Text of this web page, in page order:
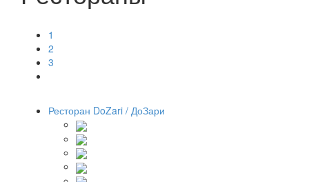
1
2
3
Ресторан DoZari / ДоЗари